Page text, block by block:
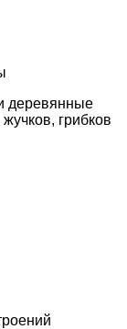
деревянные
грибков